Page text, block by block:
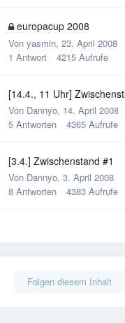
europacup 2008
Von yasmin, 23. April 2008
1 Antwort 4215 Aufrufe
[14.4., 11 Uhr]
Von Dannyo, 14. April 2008
5 Antworten 4365 Aufrufe
[3.4.] Zwischenstand #1
Von Dannyo, 3. April 2008
8 Antworten 4383 Aufrufe
Folgen diesem Inhalt